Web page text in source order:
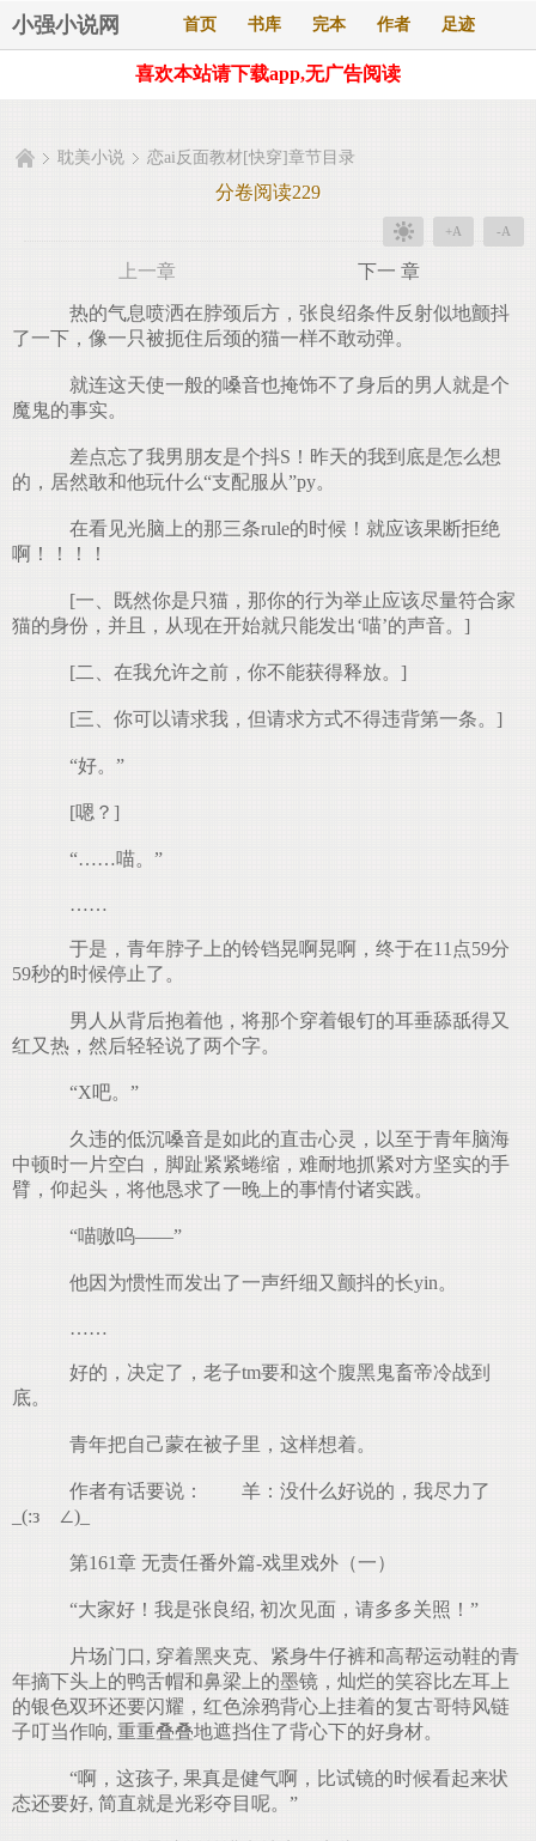
小强小说网 首页 书库 完本 作者 足迹
喜欢本站请下载app,无广告阅读
耽美小说 恋ai反面教材[快穿]章节目录
分卷阅读229
+A -A
上一章 下一 章
热的气息喷洒在脖颈后方，张良绍条件反射似地颤抖
了一下，像一只被扼住后颈的猫一样不敢动弹。
就连这天使一般的嗓音也掩饰不了身后的男人就是个
魔鬼的事实。
差点忘了我男朋友是个抖S！昨天的我到底是怎么想
的，居然敢和他玩什么“支配服从”py。
在看见光脑上的那三条rule的时候！就应该果断拒绝
啊！！！！
[一、既然你是只猫，那你的行为举止应该尽量符合家
猫的身份，并且，从现在开始就只能发出‘喵’的声音。]
[二、在我允许之前，你不能获得释放。]
[三、你可以请求我，但请求方式不得违背第一条。]
“好。”
[嗯？]
“……喵。”
……
于是，青年脖子上的铃铛晃啊晃啊，终于在11点59分
59秒的时候停止了。
男人从背后抱着他，将那个穿着银钉的耳垂舔舐得又
红又热，然后轻轻说了两个字。
“X吧。”
久违的低沉嗓音是如此的直击心灵，以至于青年脑海
中顿时一片空白，脚趾紧紧蜷缩，难耐地抓紧对方坚实的手
臂，仰起头，将他恳求了一晚上的事情付诸实践。
“喵嗷呜——”
他因为惯性而发出了一声纤细又颤抖的长yin。
……
好的，决定了，老子tm要和这个腹黑鬼畜帝冷战到
底。
青年把自己蒙在被子里，这样想着。
作者有话要说： 羊：没什么好说的，我尽力了
_(:зゝ∠)_
第161章 无责任番外篇-戏里戏外（一）
“大家好！我是张良绍, 初次见面，请多多关照！”
片场门口, 穿着黑夹克、紧身牛仔裤和高帮运动鞋的青
年摘下头上的鸭舌帽和鼻梁上的墨镜，灿烂的笑容比左耳上
的银色双环还要闪耀，红色涂鸦背心上挂着的复古哥特风链
子叮当作响, 重重叠叠地遮挡住了背心下的好身材。
“啊，这孩子, 果真是健气啊，比试镜的时候看起来状
态还要好, 简直就是光彩夺目呢。”